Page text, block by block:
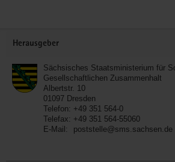
Herausgeber
Sächsisches Staatsministerium für
Gesellschaftlichen Zusammenhalt
Albertstr. 10
01097 Dresden
Telefon: +49 351 564-0
Telefax: +49 351 564-55060
E-Mail:
poststelle@sms.sachsen.de